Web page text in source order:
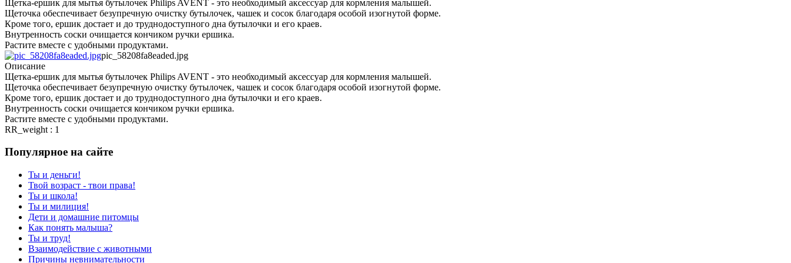
Щетка-ершик для мытья бутылочек Philips AVENT - это необходимый аксессуар для кормления малышей.
Щеточка обеспечивает безупречную очистку бутылочек, чашек и сосок благодаря особой изогнутой форме.
Кроме того, ершик достает и до труднодоступного дна бутылочки и его краев.
Внутренность соски очищается кончиком ручки ершика.
Растите вместе с удобными продуктами.
pic_58208fa8eaded.jpg
Описание
Щетка-ершик для мытья бутылочек Philips AVENT - это необходимый аксессуар для кормления малышей.
Щеточка обеспечивает безупречную очистку бутылочек, чашек и сосок благодаря особой изогнутой форме.
Кроме того, ершик достает и до труднодоступного дна бутылочки и его краев.
Внутренность соски очищается кончиком ручки ершика.
Растите вместе с удобными продуктами.
RR_weight : 1
Популярное на сайте
Ты и деньги!
Твой возраст - твои права!
Ты и школа!
Ты и милиция!
Дети и домашние питомцы
Как понять малыша?
Ты и труд!
Взаимодействие с животными
Причины невнимательности